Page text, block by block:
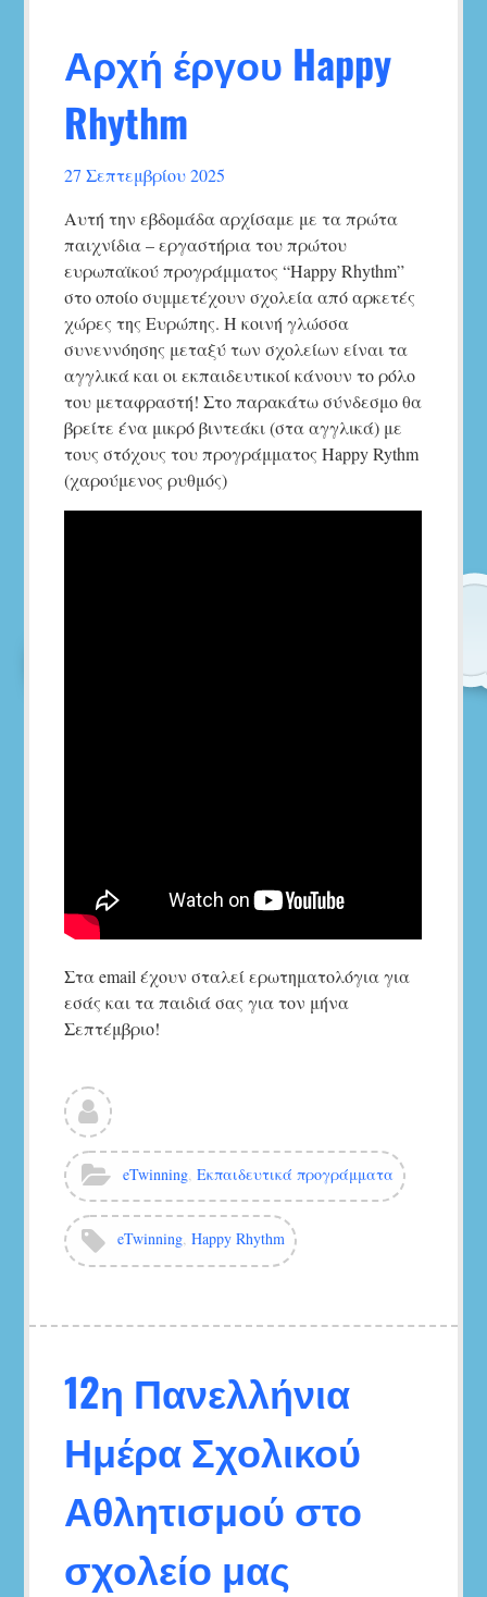
Αρχή έργου Happy
Rhythm
27 Σεπτεμβρίου 2025
Αυτή την εβδομάδα αρχίσαμε με τα πρώτα
παιχνίδια – εργαστήρια του πρώτου
ευρωπαϊκού προγράμματος “Happy Rhythm”
στο οποίο συμμετέχουν σχολεία από αρκετές
χώρες της Ευρώπης. Η κοινή γλώσσα
συνεννόησης μεταξύ των σχολείων είναι τα
αγγλικά και οι εκπαιδευτικοί κάνουν το ρόλο
του μεταφραστή! Στο παρακάτω σύνδεσμο θα
βρείτε ένα μικρό βιντεάκι (στα αγγλικά) με
τους στόχους του προγράμματος Happy Rythm
(χαρούμενος ρυθμός)
Στα email έχουν σταλεί ερωτηματολόγια για
εσάς και τα παιδιά σας για τον μήνα
Σεπτέμβριο!
Δείτε
όλα
τα
άρθρα
του/
της
5ο
Νηπιαγωγείο
Κατηγορίες:
eTwinning,Εκπαιδευτικά προγράμματα
Ετικέτες:eTwinning,Happy Rhythm
12η Πανελλήνια
Ημέρα Σχολικού
Αθλητισμού στο
σχολείο μας